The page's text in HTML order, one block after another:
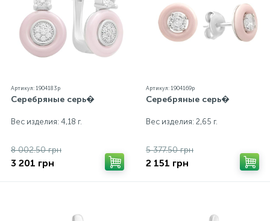
Артикул: 1904183p
Серебряные серь�
Вес изделия: 4,18 г.
8 002.50 грн
3 201 грн
Артикул: 1904169p
Серебряные серь�
Вес изделия: 2,65 г.
5 377.50 грн
2 151 грн